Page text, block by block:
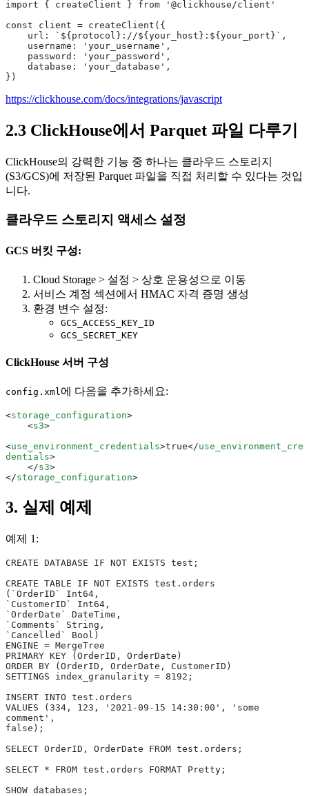
import { createClient } from '@clickhouse/client'
const client = createClient({
    url: `${protocol}://${your_host}:${your_port}`,
    username: 'your_username',
    password: 'your_password',
    database: 'your_database',
})
https://clickhouse.com/docs/integrations/javascript
2.3 ClickHouse에서 Parquet 파일 다루기
ClickHouse의 강력한 기능 중 하나는 클라우드 스토리지
(S3/GCS)에 저장된 Parquet 파일을 직접 처리할 수 있다는 것입
니다.
클라우드 스토리지 액세스 설정
GCS 버킷 구성:
Cloud Storage > 설정 > 상호 운용성으로 이동
서비스 계정 섹션에서 HMAC 자격 증명 생성
환경 변수 설정:
GCS_ACCESS_KEY_ID
GCS_SECRET_KEY
ClickHouse 서버 구성
config.xml에 다음을 추가하세요:
<storage_configuration>
    <
s3>
<use_environment_credentials>true</use_environment_cre
dentials>
    </
s3>
</storage_configuration>
3. 실제 예제
예제 1:
CREATE DATABASE IF NOT EXISTS test;
CREATE TABLE IF NOT EXISTS test.orders
(`OrderID` Int64,
`CustomerID` Int64,
`OrderDate` DateTime,
`Comments` String,
`Cancelled` Bool)
ENGINE = MergeTree
PRIMARY KEY (OrderID, OrderDate)
ORDER BY (OrderID, OrderDate, CustomerID)
SETTINGS index_granularity = 8192;
INSERT INTO test.orders
VALUES (334, 123, '2021-09-15 14:30:00', 'some
comment',
false);
SELECT OrderID, OrderDate FROM test.orders;
SELECT * FROM test.orders FORMAT Pretty;
SHOW databases;